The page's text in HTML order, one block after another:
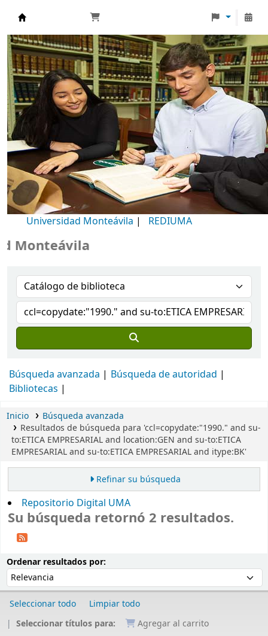
Biblioteca Universidad Monteávila
Universidad Monteávila | REDIUMA
Búsqueda avanzada
Búsqueda de autoridad
Bibliotecas
Inicio
Búsqueda avanzada
Resultados de búsqueda para 'ccl=copydate:"1990." and su-
to:ETICA EMPRESARIAL and location:GEN and su-to:ETICA
EMPRESARIAL and su-to:ETICA EMPRESARIAL and itype:BK'
Refinar su búsqueda
Repositorio Digital UMA
Su búsqueda retornó 2 resultados.
Ordenar resultados por:
Seleccionar todo
Limpiar todo
Seleccionar títulos para:
Agregar al carrito